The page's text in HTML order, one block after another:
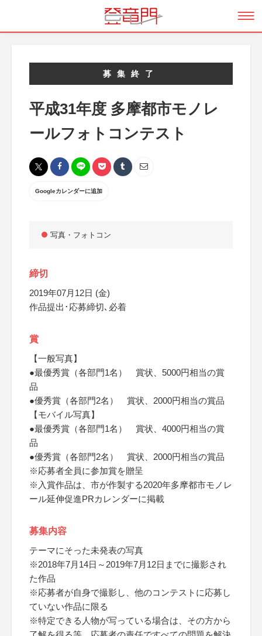
募集終了
平成31年度 多摩都市モノレ
ールフォトコンテスト
Googleカレンダーに追加
写真・フォトコン
締切
2019年07月12日 (金)
作品提出･応募締切､必着
賞
【一般写真】
●最優秀賞（各部門1名） 賞状、5000円相当の賞
品
●優秀賞（各部門2名） 賞状、2000円相当の賞品
【モバイル写真】
●最優秀賞（各部門1名） 賞状、4000円相当の賞
品
●優秀賞（各部門2名） 賞状、2000円相当の賞品
※応募者全員に参加賞を贈呈
※入賞作品は、市が作製する2020年多摩都市モノレ
ール延伸促進PRカレンダーに掲載
募集内容
テーマにそった未発表の写真
※2018年7月14日～2019年7月12日までに撮影され
た作品
※応募者が自身で撮影し、他のコンテストに応募し
ていない作品に限る
※特定できる人物が写っている場合は、その方から